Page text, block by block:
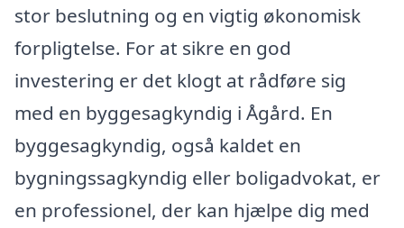
stor beslutning og en vigtig økonomisk
forpligtelse. For at sikre en god
investering er det klogt at rådføre sig
med en byggesagkyndig i Ågård. En
byggesagkyndig, også kaldet en
bygningssagkyndig eller boligadvokat, er
en professionel, der kan hjælpe dig med